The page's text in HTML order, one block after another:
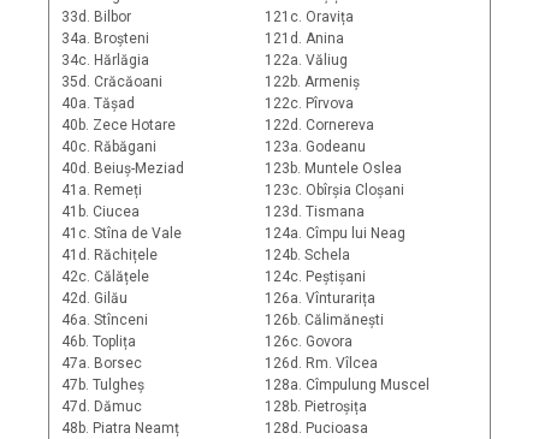
33d. Bilbor
34a. Broșteni
34c. Hărlăgia
35d. Crăcăoani
40a. Tășad
40b. Zece Hotare
40c. Răbăgani
40d. Beiuș-Meziad
41a. Remeți
41b. Ciucea
41c. Stîna de Vale
41d. Răchițele
42c. Călățele
42d. Gilău
46a. Stînceni
46b. Toplița
47a. Borsec
47b. Tulgheș
47d. Dămuc
48b. Piatra Neamț
121c. Oravița
121d. Anina
122a. Văliug
122b. Armeniș
122c. Pîrvova
122d. Cornereva
123a. Godeanu
123b. Muntele Oslea
123c. Obîrșia Cloșani
123d. Tismana
124a. Cîmpu lui Neag
124b. Schela
124c. Peștișani
126a. Vînturarița
126b. Călimănești
126c. Govora
126d. Rm. Vîlcea
128a. Cîmpulung Muscel
128b. Pietroșița
128d. Pucioasa